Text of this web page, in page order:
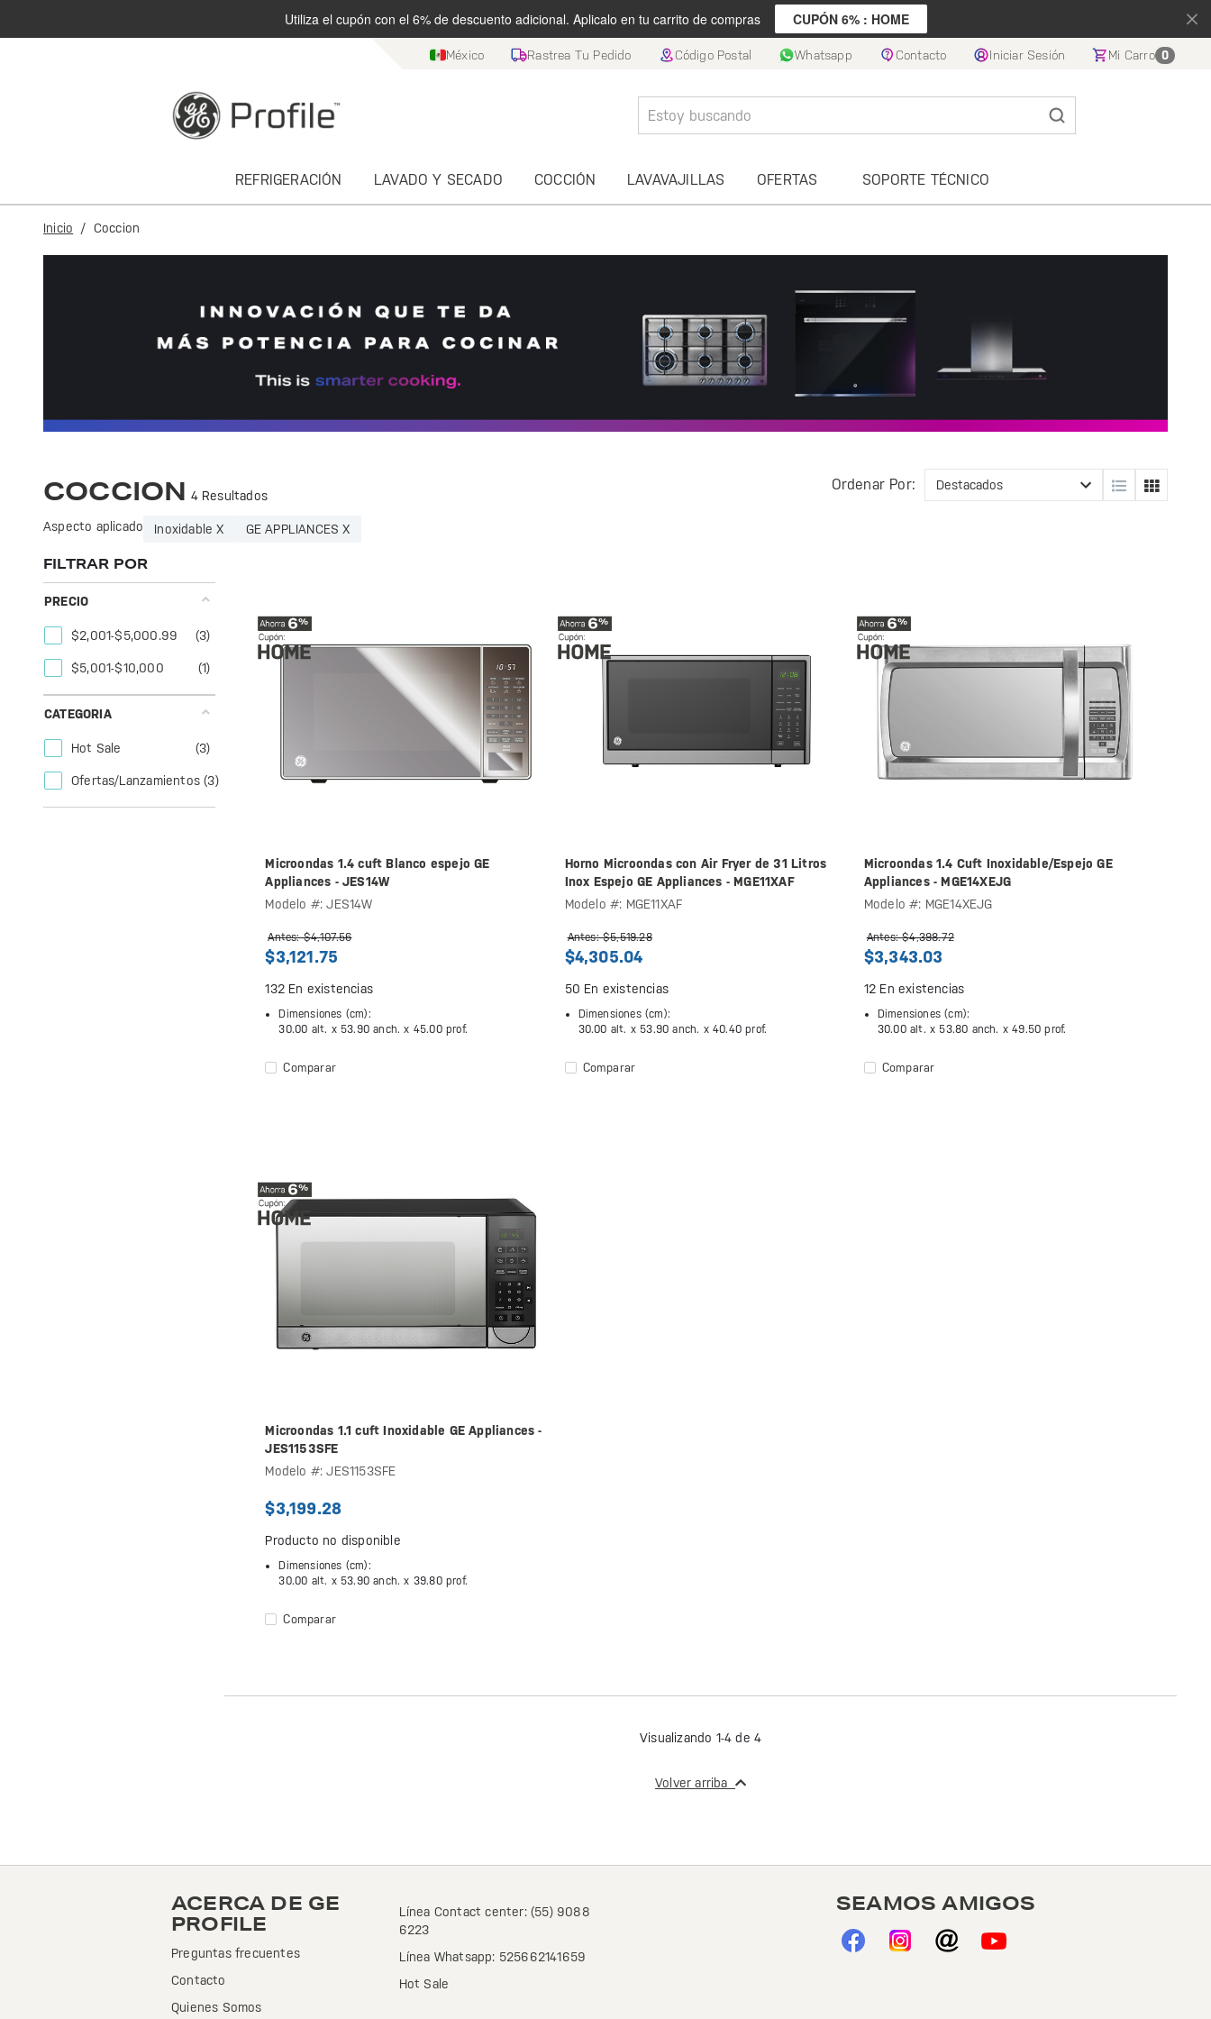
México Rastrea Tu Pedido Código Postal Whatsapp Contacto Iniciar Sesión Mi Carro 0
REFRIGERACIÓN LAVADO Y SECADO COCCIÓN LAVAVAJILLAS OFERTAS SOPORTE TÉCNICO
Inicio Coccion
COCCION 4 Resultados
Ordenar Por:
Aspecto aplicado Inoxidable X GE APPLIANCES X
FILTRAR POR
PRECIO
$2,001-$5,000.99 (3)
$5,001-$10,000 (1)
CATEGORIA
Hot Sale (3)
Ofertas/Lanzamientos(3)
Microondas 1.4 cuft Blanco espejo GE
Appliances - JES14W
Modelo #: JES14W
Antes: $4,107.56
$3,121.75
132 En existencias
Dimensiones (cm):
30.00 alt. x 53.90 anch. x 45.00 prof.
Comparar
Horno Microondas con Air Fryer de 31 Litros
Inox Espejo GE Appliances - MGE11XAF
Modelo #: MGE11XAF
Antes: $5,519.28
$4,305.04
50 En existencias
Dimensiones (cm):
30.00 alt. x 53.90 anch. x 40.40 prof.
Comparar
Microondas 1.4 Cuft Inoxidable/Espejo GE
Appliances - MGE14XEJG
Modelo #: MGE14XEJG
Antes: $4,398.72
$3,343.03
12 En existencias
Dimensiones (cm):
30.00 alt. x 53.80 anch. x49.50 prof.
Comparar
Microondas 1.1 cuft Inoxidable GE Appliances -
JES1153SFE
Modelo #: JES1153SFE
$3,199.28
Producto no disponible
Dimensiones (cm):
30.00 alt. x 53.90 anch. x 39.80 prof.
Comparar
Visualizando 1-4 de 4
Volver arriba
ACERCA DE GE
PROFILE
Preguntas frecuentes
Contacto
Quienes Somos
Línea Contact center: (55) 9088
6223
Línea Whatsapp: 525662141659
Hot Sale
SEAMOS AMIGOS
Utiliza el cupón con el 6% de descuento adicional. Aplicalo en tu carrito de compras CUPÓN 6% : HOME